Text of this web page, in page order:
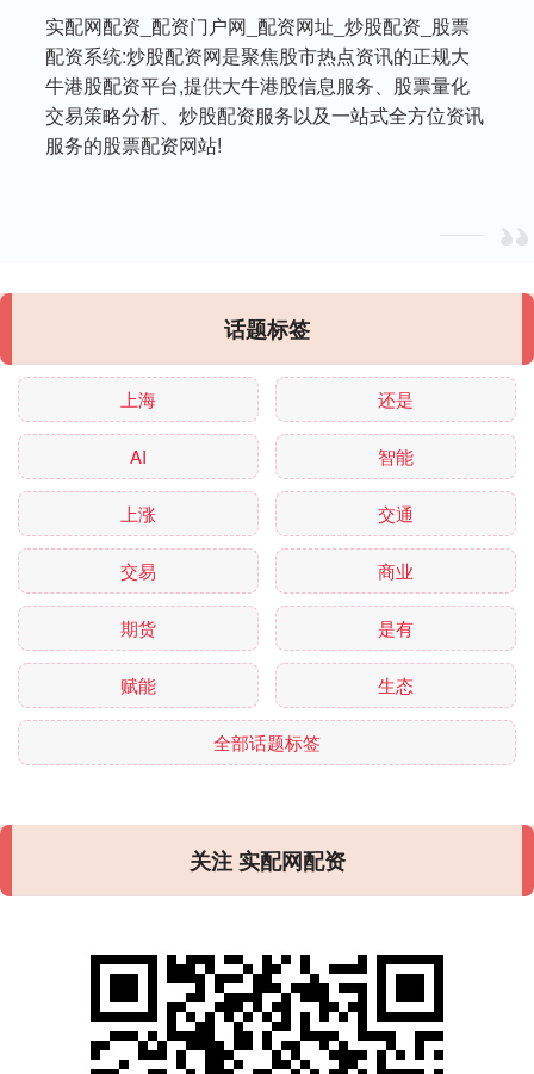
实配网配资_配资门户网_配资网址_炒股配资_股票
配资系统:炒股配资网是聚焦股市热点资讯的正规大
牛港股配资平台,提供大牛港股信息服务、股票量化
交易策略分析、炒股配资服务以及一站式全方位资讯
服务的股票配资网站!
话题标签
上海 还是
AI 智能
上涨 交通
交易 商业
期货 是有
赋能 生态
全部话题标签
关注 实配网配资